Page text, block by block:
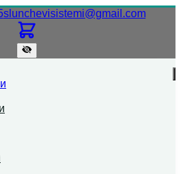
Нашият телефонен номер.
slunchevisistemi@gmail.com